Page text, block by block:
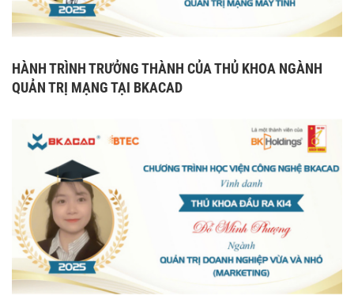
HÀNH TRÌNH TRƯỞNG THÀNH CỦA THỦ KHOA NGÀNH
QUẢN TRỊ MẠNG TẠI BKACAD